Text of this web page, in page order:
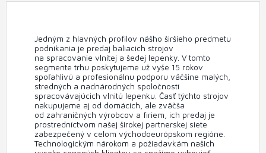
Jedným z hlavných profilov nášho širšieho predmetu
podnikania je predaj baliacich strojov
na spracovanie vlnitej a šedej lepenky. V tomto
segmente trhu poskytujeme už vyše 15 rokov
spoľahlivú a profesionálnu podporu väčšine malých,
stredných a nadnárodných spoločností
spracovávajúcich vlnitú lepenku. Časť týchto strojov
nakupujeme aj od domácich, ale zväčša
od zahraničných výrobcov a firiem, ich predaj je
prostredníctvom našej širokej partnerskej siete
zabezpečený v celom východoeurópskom regióne.
Technologickým nárokom a požiadavkám našich